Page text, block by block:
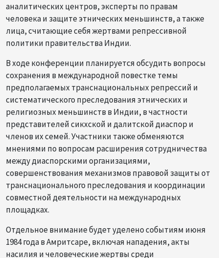
аналитических центров, эксперты по правам
человека и защите этнических меньшинств, а также
лица, считающие себя жертвами репрессивной
политики правительства Индии.
В ходе конференции планируется обсудить вопросы
сохранения в международной повестке темы
предполагаемых транснациональных репрессий и
систематического преследования этнических и
религиозных меньшинств в Индии, в частности
представителей сикхской и далитской диаспор и
членов их семей. Участники также обменяются
мнениями по вопросам расширения сотрудничества
между диаспорскими организациями,
совершенствования механизмов правовой защиты от
транснационального преследования и координации
совместной деятельности на международных
площадках.
Отдельное внимание будет уделено событиям июня
1984 года в Амритсаре, включая нападения, акты
насилия и человеческие жертвы среди